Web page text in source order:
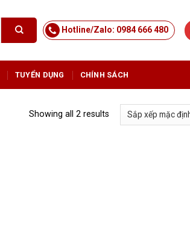
Hotline/Zalo: 0984 666 480
TUYỂN DỤNG CHÍNH SÁCH
Showing all 2 results